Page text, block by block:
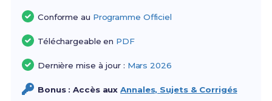
Conforme au Programme Officiel
Téléchargeable en PDF
Dernière mise à jour : Mars 2026
Bonus : Accès auxAnnales, Sujets & Corrigés